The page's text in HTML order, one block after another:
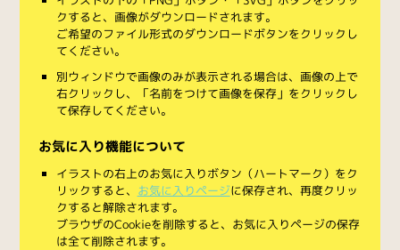
クすると、画像がダウンロードされます。
ご希望のファイル形式のダウンロードボタンをクリックし
てください。
別ウィンドウで画像のみが表示される場合は、画像の上で
右クリックし、「名前をつけて画像を保存」をクリックし
て保存してください。
お気に入り機能について
イラストの右上のお気に入りボタン（ハートマーク）をク
リックすると、 お気に入りページに保存され、再度クリッ
クすると解除されます。
ブラウザのCookieを削除すると、お気に入りページの保存
は全て削除されます。